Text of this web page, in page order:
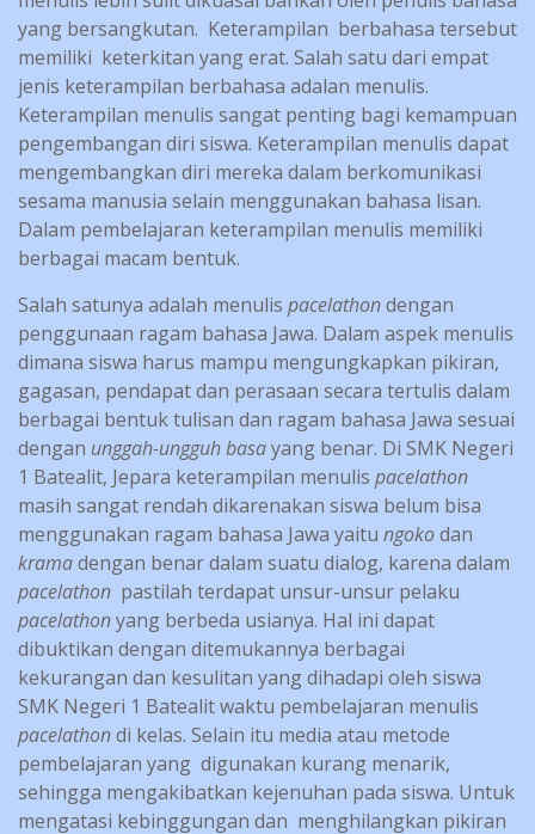
yang bersangkutan. Keterampilan berbahasa tersebut
memiliki keterkitan yang erat. Salah satu dari empat
jenis keterampilan berbahasa adalan menulis.
Keterampilan menulis sangat penting bagi kemampuan
pengembangan diri siswa. Keterampilan menulis dapat
mengembangkan diri mereka dalam berkomunikasi
sesama manusia selain menggunakan bahasa lisan.
Dalam pembelajaran keterampilan menulis memiliki
berbagai macam bentuk.
Salah satunya adalah menulis pacelathondengan
penggunaan ragam bahasa Jawa. Dalam aspek menulis
dimana siswa harus mampu mengungkapkan pikiran,
gagasan, pendapat dan perasaan secara tertulis dalam
berbagai bentuk tulisan dan ragam bahasa Jawa sesuai
dengan unggah-ungguh basayang benar. Di SMK Negeri
1 Batealit, Jepara keterampilan menulis pacelathon
masih sangat rendah dikarenakan siswa belum bisa
menggunakan ragam bahasa Jawa yaitu ngokodan
kramadengan benar dalam suatu dialog, karena dalam
pacelathon pastilah terdapat unsur-unsur pelaku
pacelathonyang berbeda usianya. Hal ini dapat
dibuktikan dengan ditemukannya berbagai
kekurangan dan kesulitan yang dihadapi oleh siswa
SMK Negeri 1 Batealit waktu pembelajaran menulis
pacelathondi kelas. Selain itu media atau metode
pembelajaran yang digunakan kurang menarik,
sehingga mengakibatkan kejenuhan pada siswa. Untuk
mengatasi kebinggungan dan menghilangkan pikiran